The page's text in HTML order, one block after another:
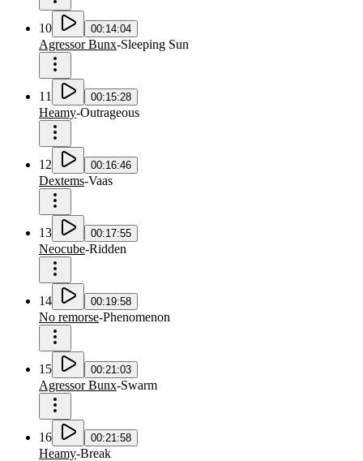
10 00:14:04
Agressor Bunx-Sleeping Sun
11 00:15:28
Heamy-Outrageous
12 00:16:46
Dextems-Vaas
13 00:17:55
Neocube-Ridden
14 00:19:58
No remorse-Phenomenon
15 00:21:03
Agressor Bunx-Swarm
16 00:21:58
Heamy-Break